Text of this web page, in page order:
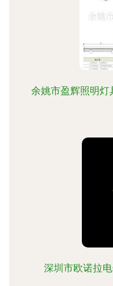
余姚市盈辉照明灯
深圳市欧诺拉